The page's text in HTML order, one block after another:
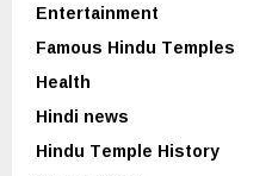
Entertainment
Famous Hindu Temples
Health
Hindi news
Hindu Temple History